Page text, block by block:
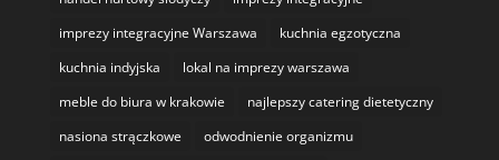
imprezy integracyjne Warszawa
kuchnia egzotyczna
kuchnia indyjska
lokal na imprezy warszawa
meble do biura w krakowie
najlepszy catering dietetyczny
nasiona strączkowe
odwodnienie organizmu